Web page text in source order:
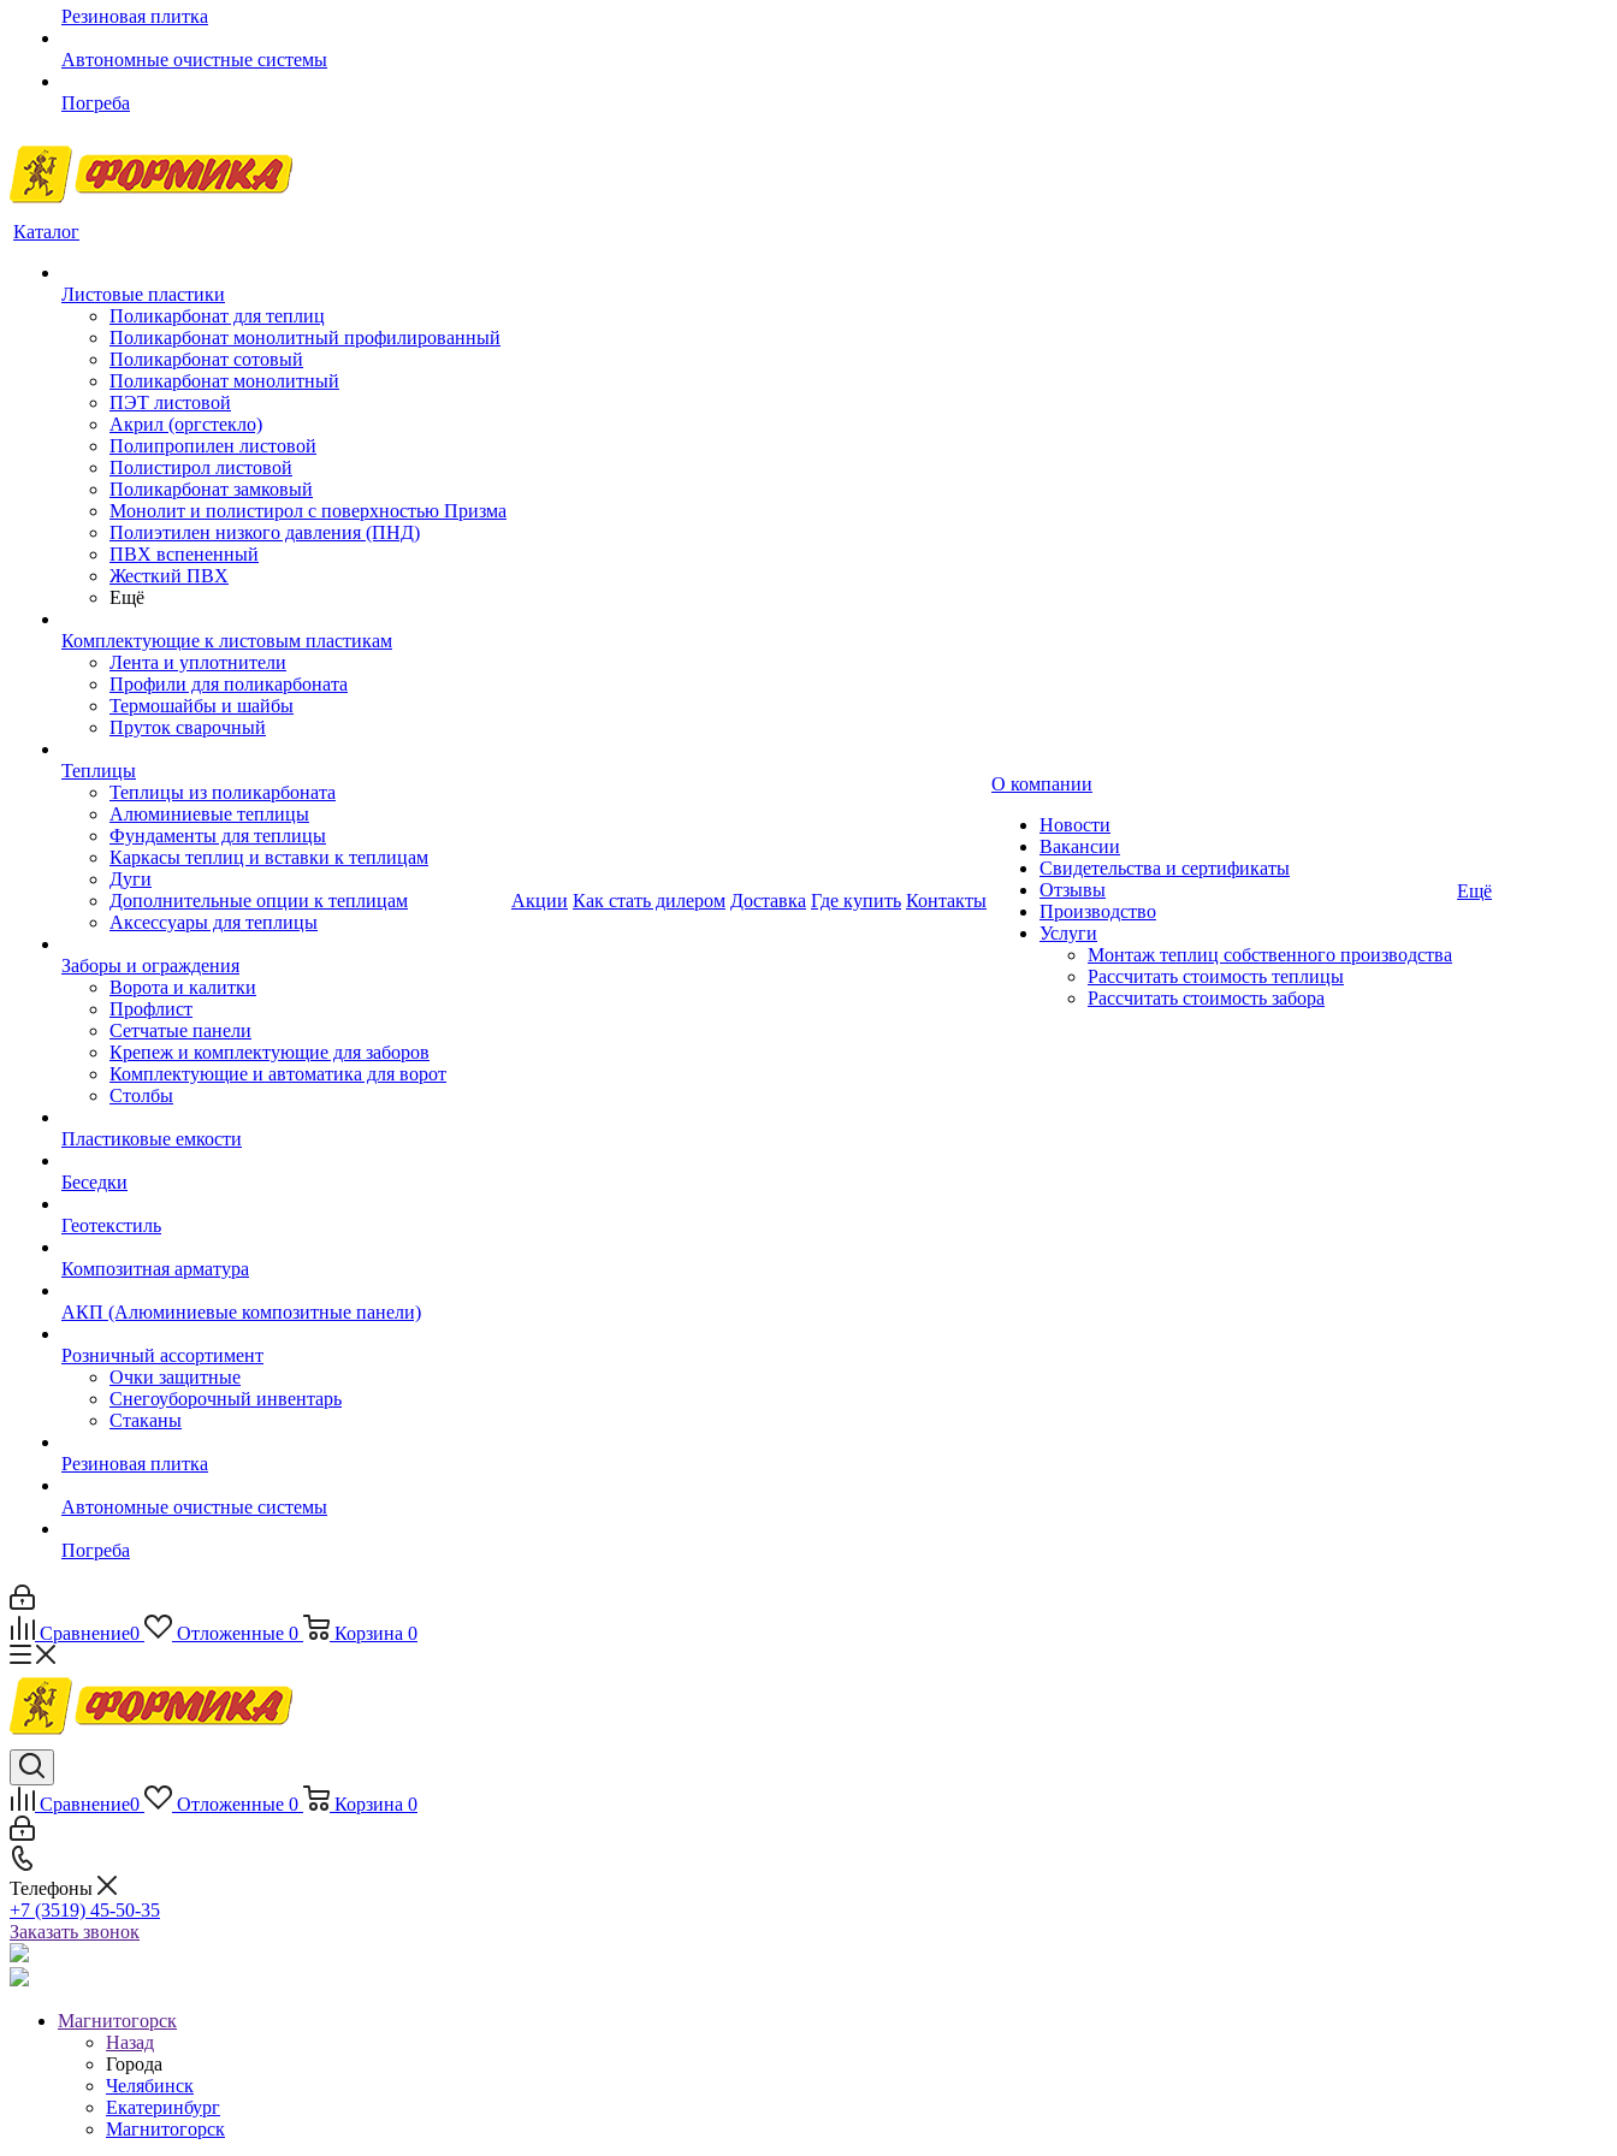
Резиновая плитка
Автономные очистные системы
Погреба
Каталог
Листовые пластики
Поликарбонат для теплиц
Поликарбонат монолитный профилированный
Поликарбонат сотовый
Поликарбонат монолитный
ПЭТ листовой
Акрил (оргстекло)
Полипропилен листовой
Полистирол листовой
Поликарбонат замковый
Монолит и полистирол с поверхностью Призма
Полиэтилен низкого давления (ПНД)
ПВХ вспененный
Жесткий ПВХ
Ещё
Комплектующие к листовым пластикам
Лента и уплотнители
Профили для поликарбоната
Термошайбы и шайбы
Пруток сварочный
Теплицы
Теплицы из поликарбоната
Алюминиевые теплицы
Фундаменты для теплицы
Каркасы теплиц и вставки к теплицам
Дуги
Дополнительные опции к теплицам
Аксессуары для теплицы
Заборы и ограждения
Ворота и калитки
Профлист
Сетчатые панели
Крепеж и комплектующие для заборов
Комплектующие и автоматика для ворот
Столбы
Пластиковые емкости
Беседки
Геотекстиль
Композитная арматура
АКП (Алюминиевые композитные панели)
Розничный ассортимент
Очки защитные
Снегоуборочный инвентарь
Стаканы
Резиновая плитка
Автономные очистные системы
Погреба
Акции Как стать дилером Доставка Где купить Контакты
О компании
Новости
Вакансии
Свидетельства и сертификаты
Отзывы
Производство
Услуги
Монтаж теплиц собственного производства
Рассчитать стоимость теплицы
Рассчитать стоимость забора
Ещё
Сравнение0 Отложенные 0 Корзина 0
Сравнение0 Отложенные 0 Корзина 0
Телефоны
+7 (3519) 45-50-35
Заказать звонок
Магнитогорск
Назад
Города
Челябинск
Екатеринбург
Магнитогорск